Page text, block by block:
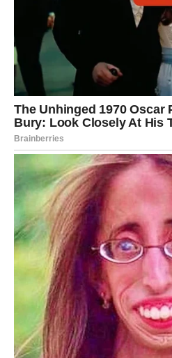
poruka promeniti sve.
Ribe će konačno imati osećaj
pažnju i ljubav. Osoba koja
jasno i otvoreno, a to će im
Zauzete Ribe očekuju veoma
partnerom. Mnogi će obnoviti
nesporazume i ponovo osetiti
veze.
Za neke Ribe kraj meseca
zajedničkom životu, veridbi ili
Sudbina im konačno pokazuje
postoji.